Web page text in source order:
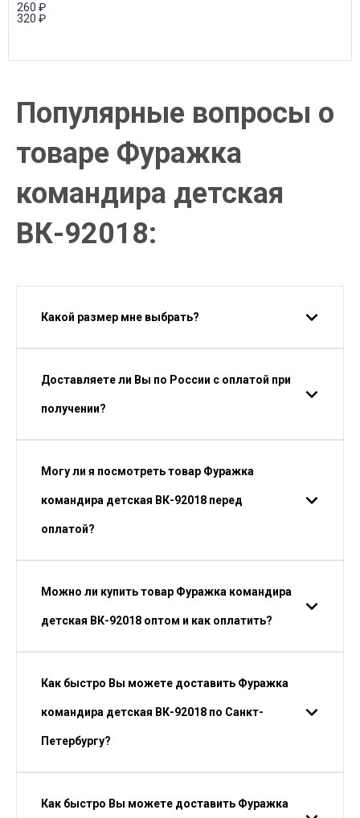
260 ₽
320 ₽
Популярные вопросы о
товаре Фуражка
командира детская
ВК-92018:
Какой размер мне выбрать?
Доставляете ли Вы по России с оплатой при
получении?
Могу ли я посмотреть товар Фуражка
командира детская ВК-92018 перед
оплатой?
Можно ли купить товар Фуражка командира
детская ВК-92018 оптом и как оплатить?
Как быстро Вы можете доставить Фуражка
командира детская ВК-92018 по Санкт-
Петербургу?
Как быстро Вы можете доставить Фуражка